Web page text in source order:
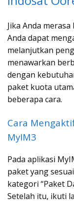
Jika Anda
Anda dapat
melanjutkan
menawarkan
dengan
paket kuota
beberapa cara.
Cara
MyIM3
Pada aplikasi
paket yang
kategori “Paket
Setelah itu, ikuti